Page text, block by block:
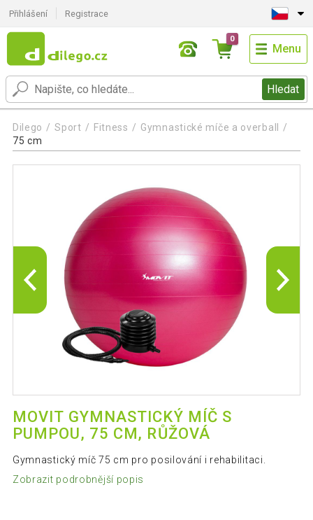
Přihlášení Registrace
Hledat
0
Menu
Dilego Sport Fitness
Gymnastické míče a overball
75 cm
MOVIT GYMNASTICKÝ MÍČ S
PUMPOU, 75 CM, RŮŽOVÁ
Gymnastický míč 75 cm pro posilování i rehabilitaci.
Zobrazit podrobnější popis